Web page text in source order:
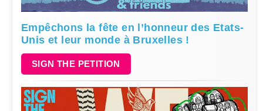
Empêchons la fête en l’honneur des Etats-
Unis et leur monde à Bruxelles !
SIGN THE PETITION